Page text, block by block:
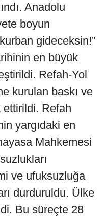
Anadolu
boyun
gideceksin!”
en büyük
Refah-Yol
kurulan baskı ve
Refah
yargıdaki en
Mahkemesi
ve ufuksuzluğa
durduruldu. Ülke
Bu süreçte 28